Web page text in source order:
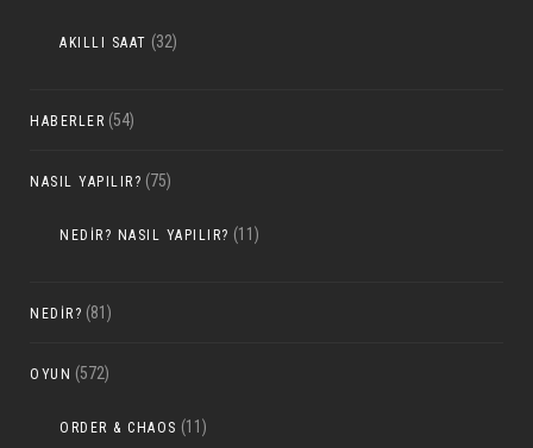
AKILLI SAAT (32)
HABERLER (54)
NASIL YAPILIR? (75)
NEDIR? NASIL YAPILIR? (11)
NEDIR? (81)
OYUN (572)
ORDER & CHAOS (11)